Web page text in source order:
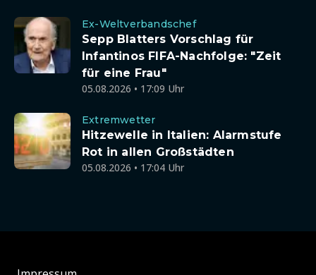
Ex-Weltverbandschef
Sepp Blatters Vorschlag für
Infantinos FIFA-Nachfolge: "Zeit
für eine Frau"
05.08.2026 • 17:09 Uhr
Extremwetter
Hitzewelle in Italien: Alarmstufe
Rot in allen Großstädten
05.08.2026 • 17:04 Uhr